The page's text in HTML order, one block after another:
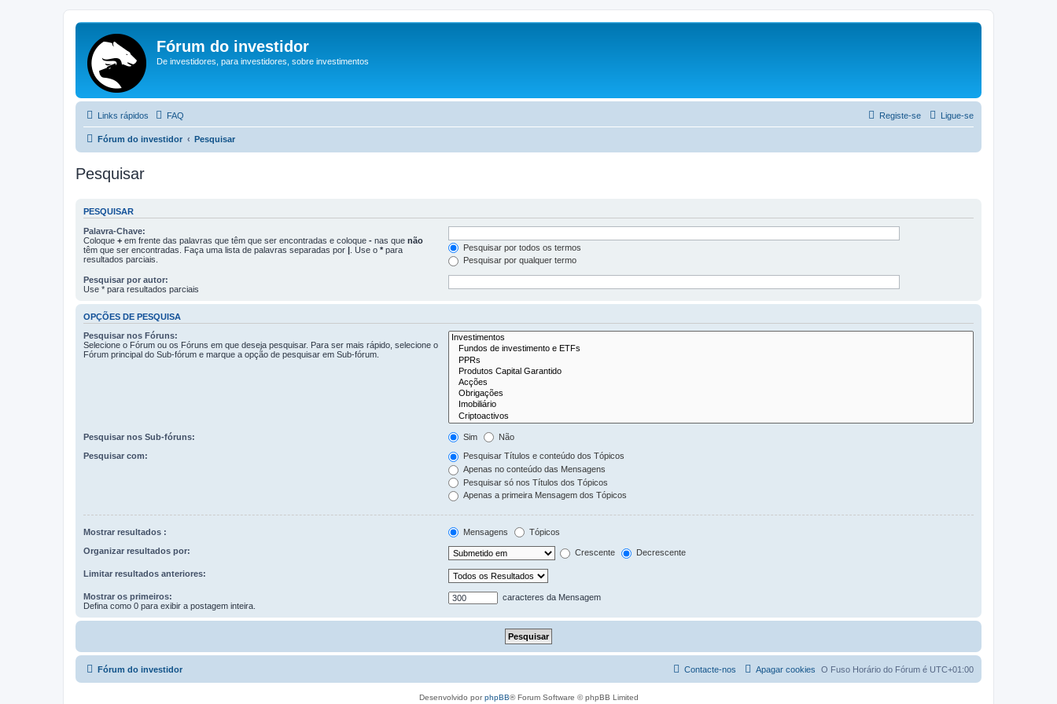
Fórum do investidor
De investidores, para investidores, sobre investimentos
Links rápidos FAQ Ligue-se
Registe-se
Fórum do investidor Pesquisar
Pesquisar
PESQUISAR
Palavra-Chave:
Coloque + em frente das palavras que têm que ser encontradas e coloque - nas que não
têm que ser encontradas. Faça uma lista de palavras separadas por | . Use o * para
resultados parciais.
Pesquisar por todos os termos
Pesquisar por qualquer termo
Pesquisar por autor:
Use * para resultados parciais
OPÇÕES DE PESQUISA
Pesquisar nos Fóruns:
Selecione o Fórum ou os Fóruns em que deseja pesquisar. Para ser mais rápido, selecione o
Fórum principal do Sub-fórum e marque a opção de pesquisar em Sub-fórum.
Pesquisar nos Sub-fóruns: Sim Não
Pesquisar com:
Pesquisar Títulos e conteúdo dos Tópicos
Apenas no conteúdo das Mensagens
Pesquisar só nos Títulos dos Tópicos
Apenas a primeira Mensagem dos Tópicos
Mostrar resultados : Mensagens Tópicos
Organizar resultados por: Crescente Decrescente
Limitar resultados anteriores:
Mostrar os primeiros:
Defina como 0 para exibir a postagem inteira.
caracteres da Mensagem
Fórum do investidor O Fuso Horário do Fórum é UTC+01:00
Apagar cookies
Contacte-nos
Desenvolvido porphpBB® Forum Software © phpBB Limited